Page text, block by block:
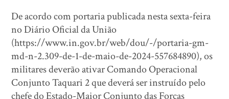
De acordo com portaria publicada nesta sexta-feira
no Diário Oficial da União
(https://www.in.gov.br/web/dou/-/portaria-gm-
md-n-2.309-de-1-de-maio-de-2024-557684890), os
militares deverão ativar Comando Operacional
Conjunto Taquari 2 que deverá ser instruído pelo
chefe do Estado-Maior Conjunto das Forças